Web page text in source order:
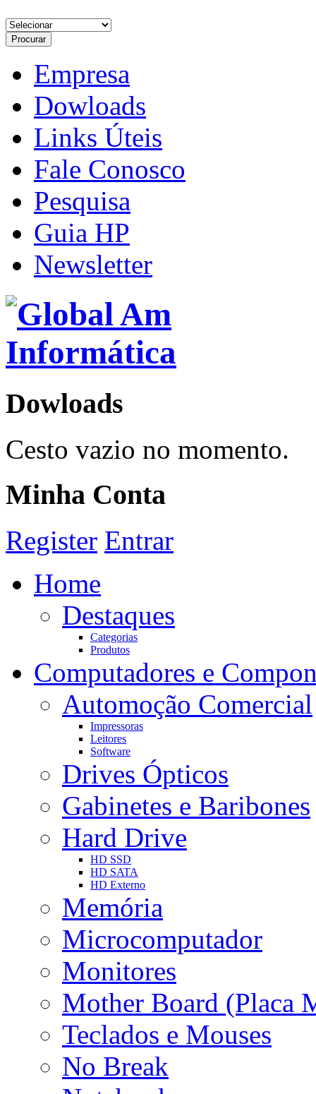
Empresa
Dowloads
Links Úteis
Fale Conosco
Pesquisa
Guia HP
Newsletter
Dowloads
Cesto vazio no momento.
Minha Conta
Register Entrar
Home
Destaques
Categorias
Produtos
Computadores e
Automoção Comercial
Impressoras
Leitores
Software
Drives Ópticos
Gabinetes e Baribones
Hard Drive
HD SSD
HD SATA
HD Externo
Memória
Microcomputador
Monitores
Mother Board (Placa
Teclados e Mouses
No Break